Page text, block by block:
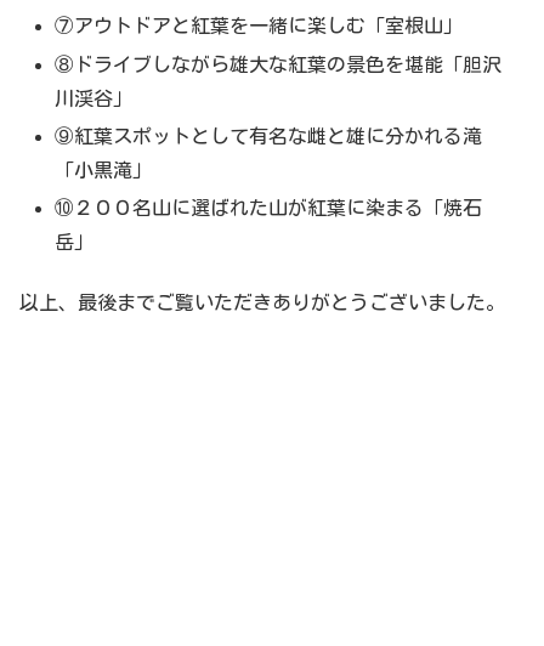
⑦アウトドアと紅葉を一緒に楽しむ「室根山」
⑧ドライブしながら雄大な紅葉の景色を堪能「胆沢
川渓谷」
⑨紅葉スポットとして有名な雌と雄に分かれる滝
「小黒滝」
⑩２００名山に選ばれた山が紅葉に染まる「焼石
岳」
以上、最後までご覧いただきありがとうございました。